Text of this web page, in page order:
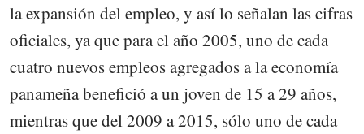
la expansión del empleo, y así lo señalan las cifras
oficiales, ya que para el año 2005, uno de cada
cuatro nuevos empleos agregados a la economía
panameña benefició a un joven de 15 a 29 años,
mientras que del 2009 a 2015, sólo uno de cada